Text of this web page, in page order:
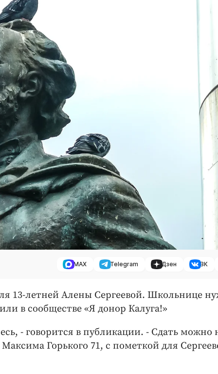
MAX Telegram Дзен ВК
13-летней Алены Сергеевой. Школьнице
в сообществе «Я донор Калуга!»
- говорится в публикации. - Сдать можно
Горького 71, с пометкой для